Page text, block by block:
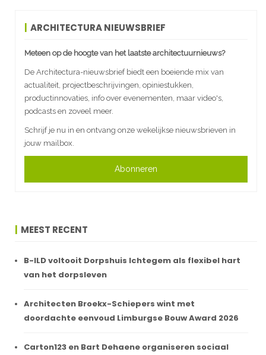
ARCHITECTURA NIEUWSBRIEF
Meteen op de hoogte van het laatste architectuurnieuws?
De Architectura-nieuwsbrief biedt een boeiende mix van
actualiteit, projectbeschrijvingen, opiniestukken,
productinnovaties, info over evenementen, maar video's,
podcasts en zoveel meer.
Schrijf je nu in en ontvang onze wekelijkse nieuwsbrieven in
jouw mailbox.
Abonneren
MEEST RECENT
B-ILD voltooit Dorpshuis Ichtegem als flexibel hart
van het dorpsleven
Architecten Broekx-Schiepers wint met
doordachte eenvoud Limburgse Bouw Award 2026
Carton123 en Bart Dehaene organiseren sociaal